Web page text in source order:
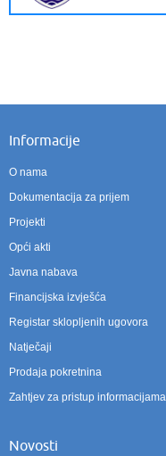
Informacije
O nama
Dokumentacija za prijem
Projekti
Opći akti
Javna nabava
Financijska izvješća
Registar sklopljenih ugovora
Natječaji
Prodaja pokretnina
Zahtjev za pristup informacijama
Novosti